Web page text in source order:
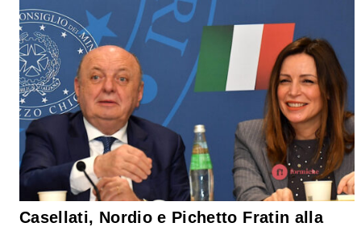
Casellati, Nordio e Pichetto Fratin alla